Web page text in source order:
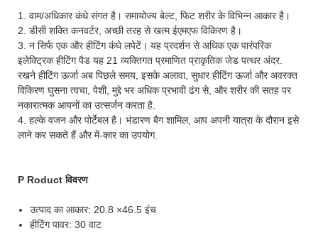
1. वाम/अधिकार कंधे संगत है। समायोज्य बेल्ट, फिट शरीर के विभिन्न आकार है।
2. डीसी शक्ति कनवर्टर, अच्छी तरह से खत्म ईएमएफ विकिरण है।
3. न सिर्फ एक और हीटिंग कंधे लपेटें। यह प्रदर्शन से अधिक एक पारंपरिक
इलेक्ट्रिक हीटिंग पैड यह 21 व्यक्तिगत प्रमाणित प्राकृतिक जेड पत्थर अंदर.
रखने हीटिंग ऊर्जा अब पिछले समय, इसके अलावा, सुधार हीटिंग ऊर्जा और अवरक्त
विकिरण घुसना त्वचा, पेशी, मुद्दे भर अधिक प्रभावी ढंग से, और शरीर की सतह पर
नकारात्मक आयनों का उत्सर्जन करता है.
4. हल्के वजन और पोर्टेबल है। भंडारण बैग शामिल, आप अपनी यात्रा के दौरान इसे
लाने कर सकते हैं और में-कार का उपयोग.
P Roduct विवरण
उत्पाद का आकार: 20.8 ×46.5 इंच
हीटिंग पावर: 30 वाट